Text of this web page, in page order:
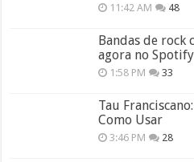
11:42 AM 48
Bandas de rock
agora no Spotify
1:58 PM 33
Tau
Como Usar
3:46 PM 28